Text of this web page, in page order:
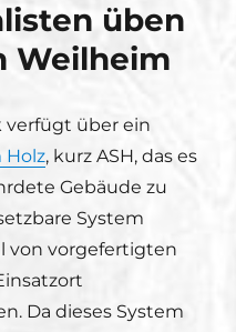
üben
Weilheim
verfügt über ein
Holz, kurz ASH, das es
Gebäude zu
System
von vorgefertigten
Da dieses System